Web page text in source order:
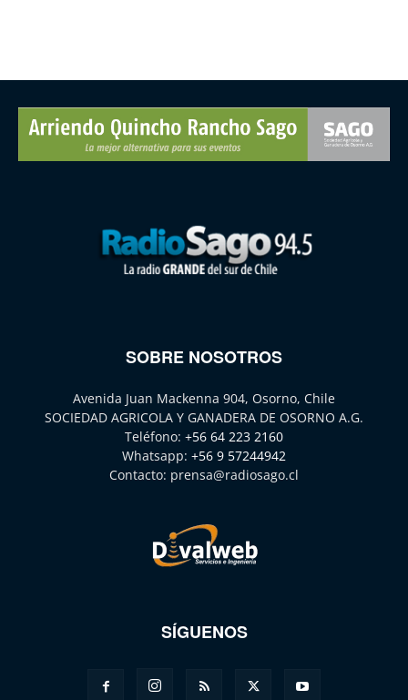
SOBRE NOSOTROS
Avenida Juan Mackenna 904, Osorno, Chile
SOCIEDAD AGRICOLA Y GANADERA DE OSORNO A.G.
Teléfono: +56 64 223 2160
Whatsapp: +56 9 57244942
Contacto: prensa@radiosago.cl
SÍGUENOS